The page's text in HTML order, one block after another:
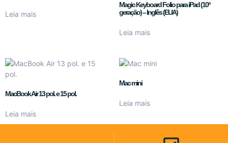
Leia mais
Magic Keyboard Folio para iPad (10ª
geração) – Inglês (EUA)
Leia mais
MacBook Air 13 pol. e 15 pol.
Leia mais
Mac mini
Leia mais